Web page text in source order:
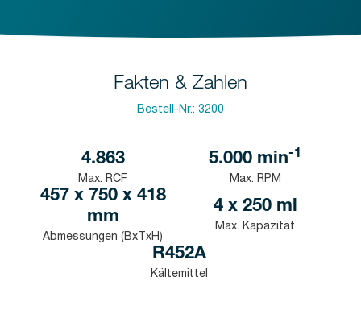
Fakten & Zahlen
Bestell-Nr.: 3200
4.863
Max. RCF
5.000 min-1
Max. RPM
457 x 750 x 418
mm
Abmessungen (BxTxH)
4 x 250 ml
Max. Kapazität
R452A
Kältemittel